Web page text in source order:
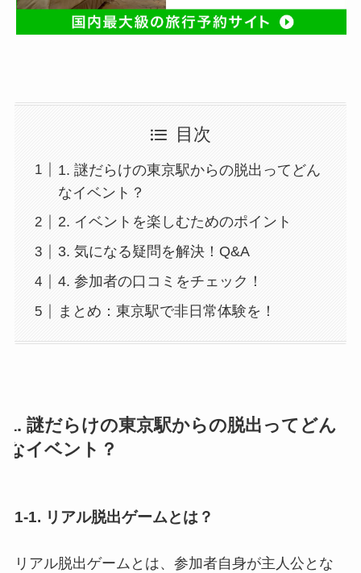
目次
1. 謎だらけの東京駅からの脱出ってどん
なイベント？
2. イベントを楽しむためのポイント
3. 気になる疑問を解決！Q&A
4. 参加者の口コミをチェック！
まとめ：東京駅で非日常体験を！
1. 謎だらけの東京駅からの脱出ってどん
なイベント？
1-1. リアル脱出ゲームとは？
リアル脱出ゲームとは、参加者自身が主人公とな